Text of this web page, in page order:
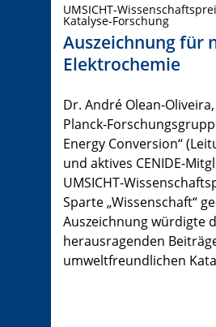
UMSICHT-
Katalyse-Forschung
Auszeichnung für
Elektrochemie
Dr. André Olean-
Planck-
Energy Conversion“
und aktives CENIDE-
UMSICHT-
Sparte „Wissenschaft“
Auszeichnung würdigte
herausragenden
umweltfreundlichen